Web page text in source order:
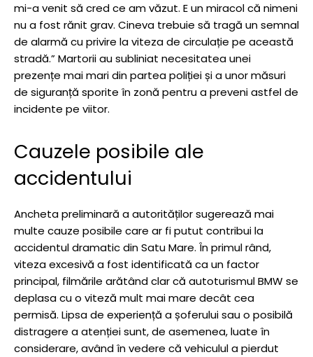
mi-a venit să cred ce am văzut. E un miracol că nimeni
nu a fost rănit grav. Cineva trebuie să tragă un semnal
de alarmă cu privire la viteza de circulație pe această
stradă.” Martorii au subliniat necesitatea unei
prezențe mai mari din partea poliției și a unor măsuri
de siguranță sporite în zonă pentru a preveni astfel de
incidente pe viitor.
Cauzele posibile ale
accidentului
Ancheta preliminară a autorităților sugerează mai
multe cauze posibile care ar fi putut contribui la
accidentul dramatic din Satu Mare. În primul rând,
viteza excesivă a fost identificată ca un factor
principal, filmările arătând clar că autoturismul BMW se
deplasa cu o viteză mult mai mare decât cea
permisă. Lipsa de experiență a șoferului sau o posibilă
distragere a atenției sunt, de asemenea, luate în
considerare, având în vedere că vehiculul a pierdut